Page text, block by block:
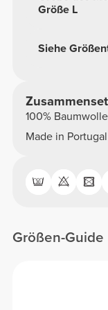
Siehe
Größe L
100% Baumwolle
Made in Portugal
Größen-Guide